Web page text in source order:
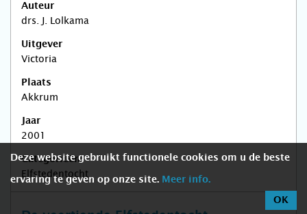
Auteur
drs. J. Lolkama
Uitgever
Victoria
Plaats
Akkrum
Jaar
2001
Categorieën
Elfstedentocht
Deze website gebruikt functionele cookies om u de beste
ervaring te geven op onze site. Meer info.
OK